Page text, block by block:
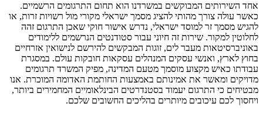
אחד השירותים המבוקשים במשרדנו הוא תחום התרגומים הרשמיים.
כאשר עולה צורך מהותי להציג מסמך ישראלי מקורי מול רשויות זרות, או
להגיש מסמך זר למוסד ישראלי, נדרש אישור חוקי שאכן התרגום זהה
לחלוטין למקור. שירות זה חיוני עבור סטודנטים הנרשמים ללימודים
באוניברסיטאות מעבר לים, זוגות המבקשים להירשם לנישואין אזרחיים
בחוץ לארץ, ואנשי עסקים המנהלים עסקאות חובקות עולם. במסגרת
עבודתו כאיש מקצוע מוסמך מטעם המדינה, מפיק המשרד תרגומים
מדויקים ומאשר את אמינותם באמצעות החותמת האדומה המוכרת. אנו
מבטיחים כי התרגום יעמוד בסטנדרטים הבינלאומיים המחמירים ביותר,
ויחסוך לכם עיכובים מיותרים בהליכים החשובים שלכם.